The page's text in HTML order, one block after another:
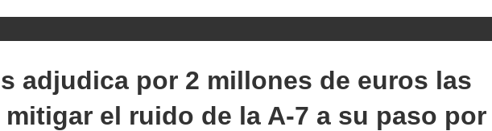
adjudica por 2 millones de euros las
el ruido de la A-7 a su paso por